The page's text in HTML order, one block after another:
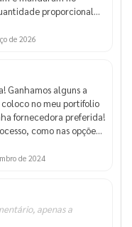
proporcional
top.
de 2026
Ganhamos alguns a
no meu portifolio
fornecedora preferida!
como nas opções
não tem uma boa
de 2024
apenas a